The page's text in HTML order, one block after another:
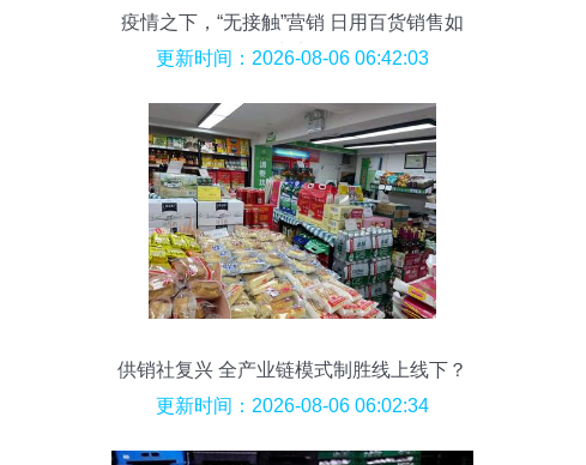
疫情之下，“无接触”营销 日用百货销售如
何玩出实效？
更新时间：2026-08-06 06:42:03
供销社复兴 全产业链模式制胜线上线下？
更新时间：2026-08-06 06:02:34